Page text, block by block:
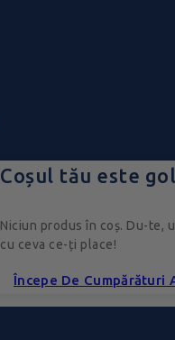
Coșul tău este gol
Niciun produs în coș. Du-te,
cu ceva ce-ți place!
Începe De Cumpărături